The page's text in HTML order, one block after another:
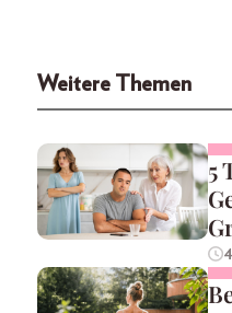
Weitere Themen
5